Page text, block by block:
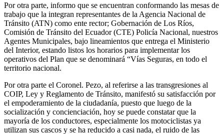
Por otra parte, informo que se encuentran conformando las mesas de
trabajo que la integran representantes de la Agencia Nacional de
Tránsito (ATN) como ente rector; Gobernación de Los Ríos,
Comisión de Tránsito del Ecuador (CTE) Policía Nacional, nuestros
Agentes Municipales, bajo lineamientos que entrega el Ministerio
del Interior, estando listos los horarios para implementar los
operativos del Plan que se denominará “Vías Seguras, en todo el
territorio nacional.
Por otra parte el Coronel. Pezo, al referirse a las transgresiones al
COIP, Ley y Reglamento de Tránsito, manifestó su satisfacción por
el empoderamiento de la ciudadanía, puesto que luego de la
socialización y concienciación, hoy se puede constatar que la
mayoría de los conductores, especialmente los motociclistas ya
utilizan sus cascos y se ha reducido a casi nada, el ruido de las